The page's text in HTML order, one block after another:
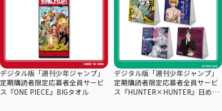
デジタル版「週刊少年ジャンプ」
定期購読者限定応募者全員サービ
ス『ONE PIECE』BIGタオル
デジタル版「週刊少年ジャンプ」
定期購読者限定応募者全員サービ
ス『HUNTER×HUNTER』日めく